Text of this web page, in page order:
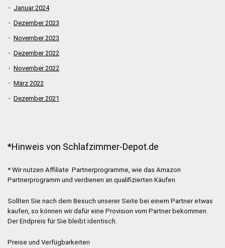
Januar 2024
Dezember 2023
November 2023
Dezember 2022
November 2022
März 2022
Dezember 2021
*Hinweis von Schlafzimmer-Depot.de
* Wir nutzen Affiliate Partnerprogramme, wie das Amazon
Partnerprogramm und verdienen an qualifizierten Käufen.
Sollten Sie nach dem Besuch unserer Seite bei einem Partner etwas
kaufen, so können wir dafür eine Provision vom Partner bekommen.
Der Endpreis für Sie bleibt identisch.
Preise und Verfügbarkeiten